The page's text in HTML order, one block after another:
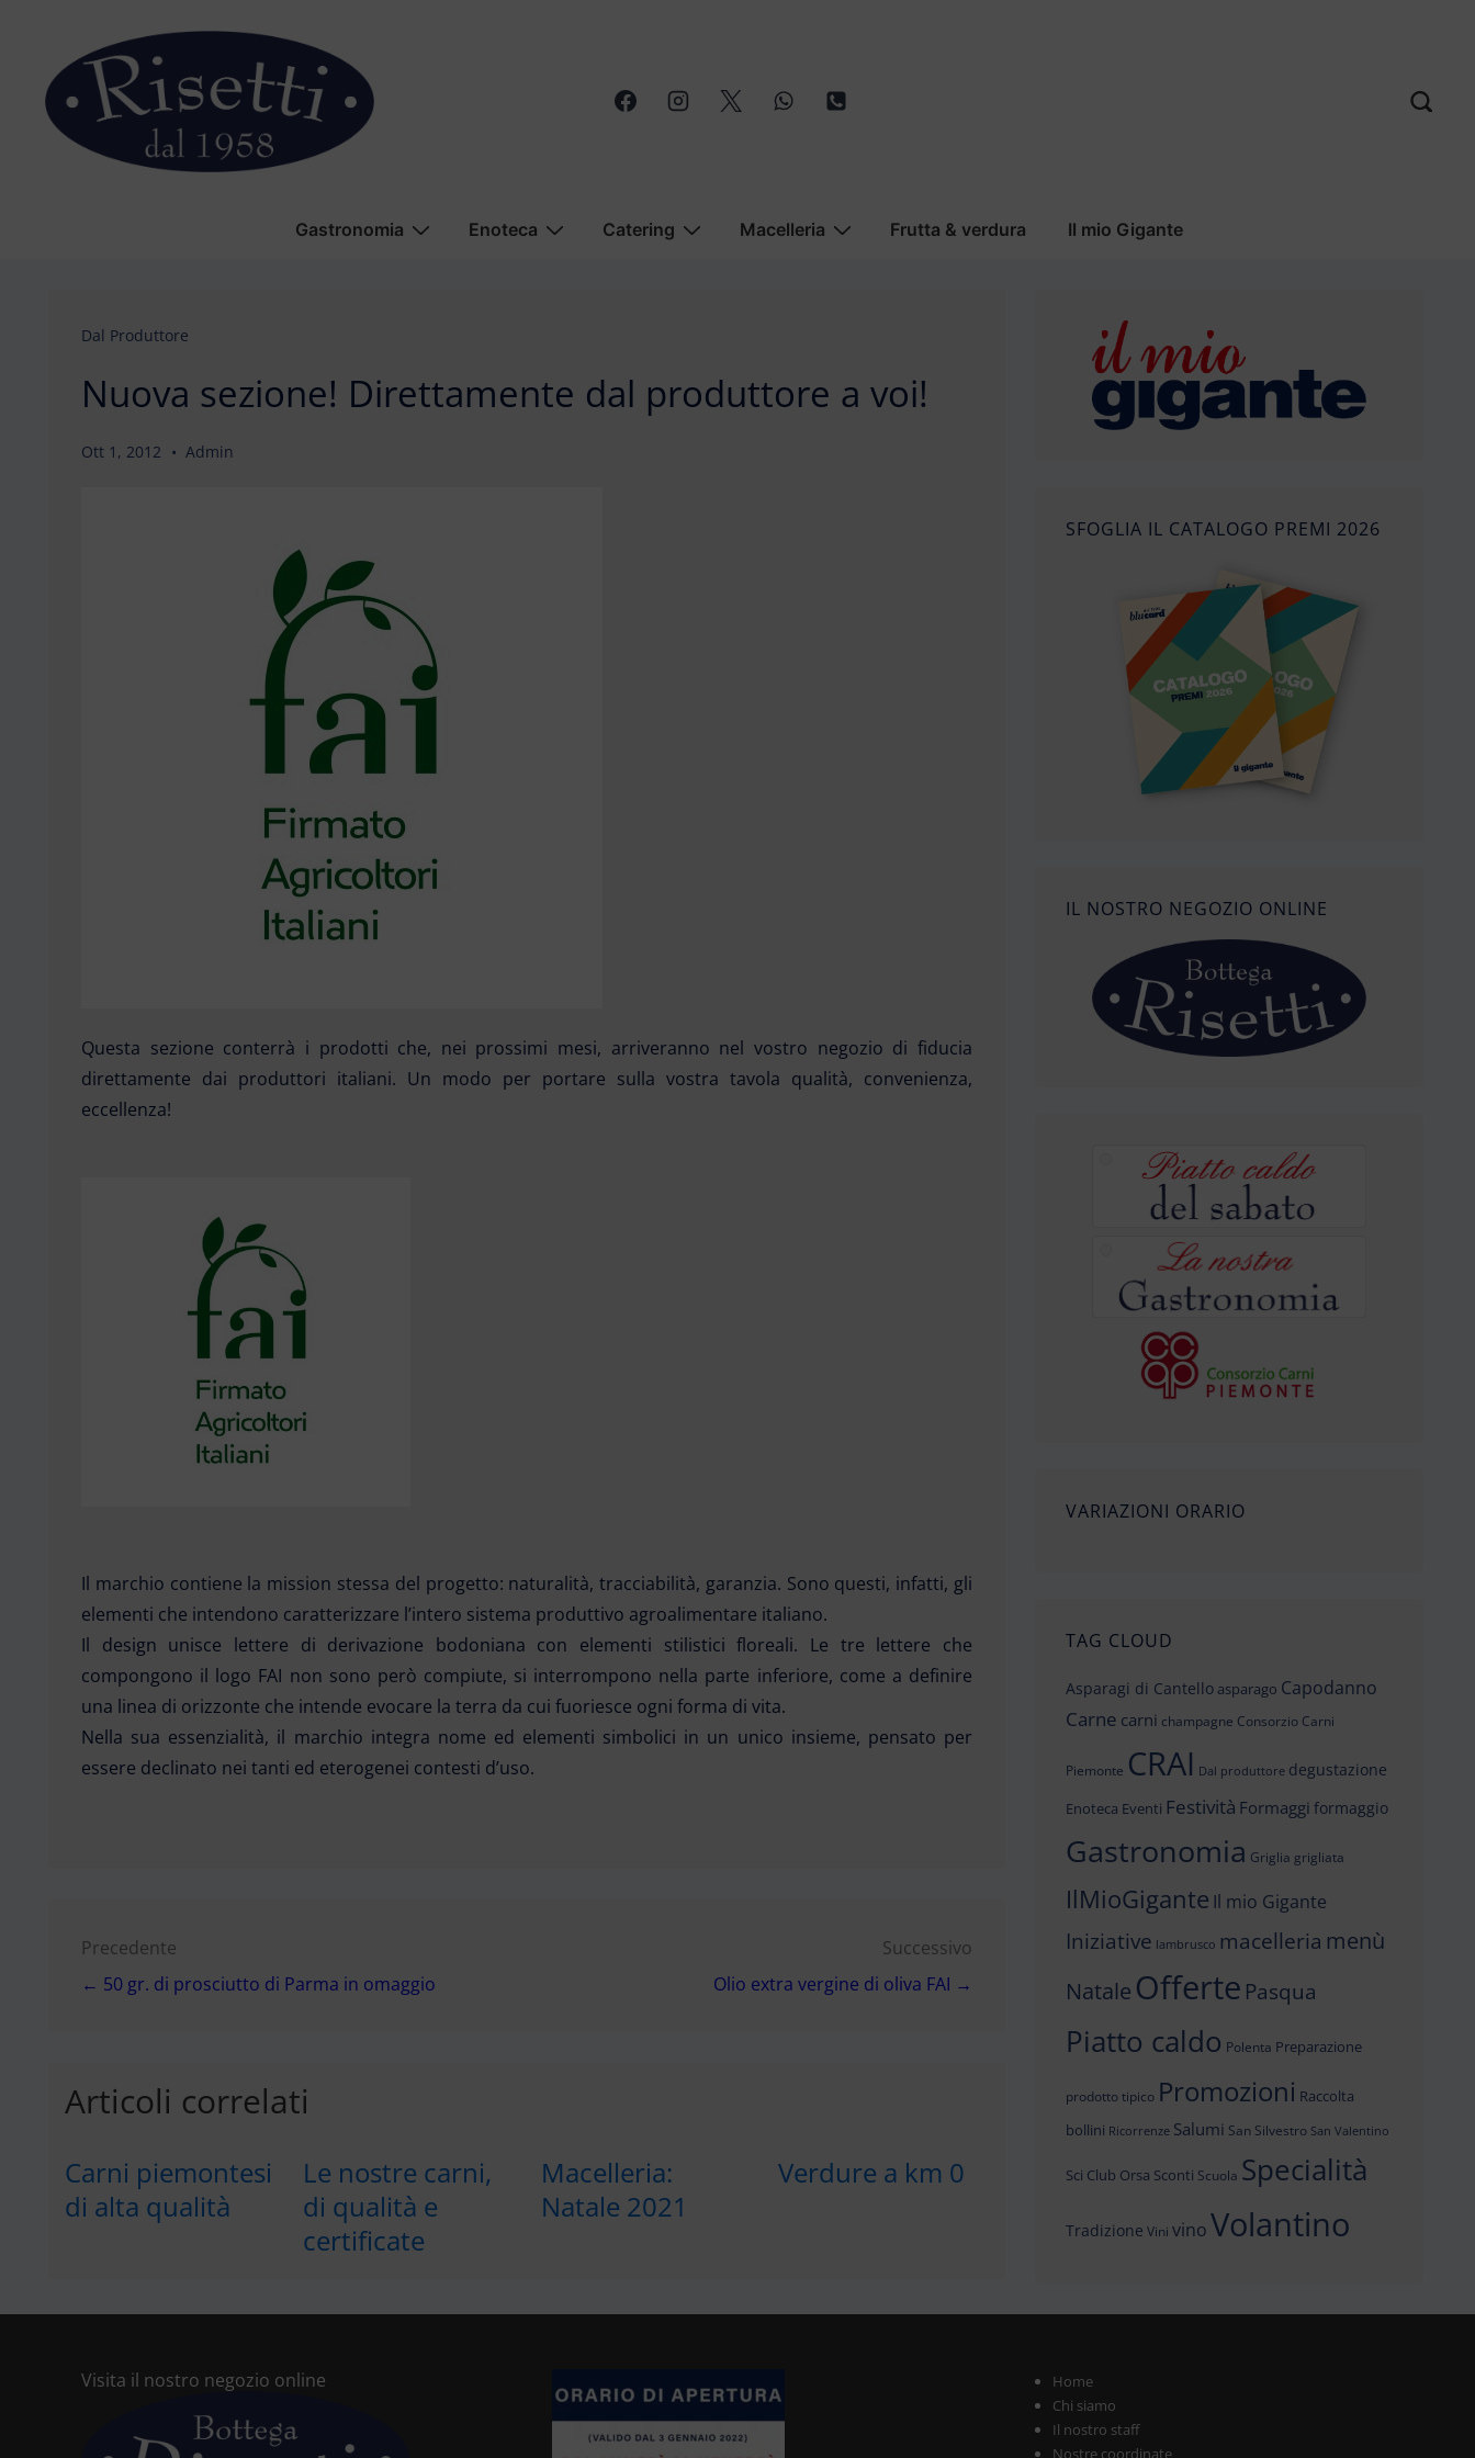
contenuto
principale
MenuGastronomia Enoteca Catering Macelleria Frutta & verdura Il mio Gigante
Dal Produttore
Nuova sezione! Direttamente dal produttore a voi!
Ott 1, 2012 Admin
Questa sezione conterrà i prodotti che, nei prossimi mesi, arriveranno nel vostro negozio di fiducia
direttamente dai produttori italiani. Un modo per portare sulla vostra tavola qualità, convenienza,
eccellenza!
Il marchio contiene la mission stessa del progetto: naturalità, tracciabilità, garanzia. Sono questi, infatti, gli
elementi che intendono caratterizzare l’intero sistema produttivo agroalimentare italiano.
Il design unisce lettere di derivazione bodoniana con elementi stilistici floreali. Le tre lettere che
compongono il logo FAI non sono però compiute, si interrompono nella parte inferiore, come a definire
una linea di orizzonte che intende evocare la terra da cui fuoriesce ogni forma di vita.
Nella sua essenzialità, il marchio integra nome ed elementi simbolici in un unico insieme, pensato per
essere declinato nei tanti ed eterogenei contesti d’uso.
Navigazione
articoli
Precedente
← 50 gr. di prosciutto di Parma in omaggio
Successivo
Olio extra vergine di oliva FAI →
Articoli correlati
Carni piemontesi
di alta qualità
Le nostre carni,
di qualità e
certificate
Macelleria:
Natale 2021
Verdure a km 0
SFOGLIA IL CATALOGO PREMI 2026
IL NOSTRO NEGOZIO ONLINE
VARIAZIONI ORARIO
TAG CLOUD
Asparagi di Cantello asparago Capodanno
Carne carni champagne Consorzio Carni
Piemonte CRAI Dal produttore degustazione
Enoteca Eventi Festività Formaggi formaggio
Gastronomia Griglia grigliata
IlMioGigante Il mio Gigante
Iniziative lambrusco macelleria menù
Natale Offerte Pasqua
Piatto caldo Polenta Preparazione
prodotto tipico Promozioni Raccolta
bollini Ricorrenze Salumi San Silvestro San Valentino
Sci Club Orsa Sconti Scuola Specialità
Tradizione Vini vinoVolantino
Visita il nostro negozio online
Home
Chi siamo
Il nostro staff
Nostre coordinate